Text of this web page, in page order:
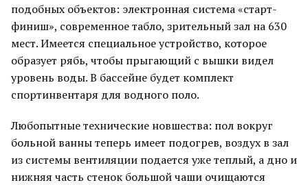
подобных объектов: электронная система «старт-
финиш», современное табло, зрительный зал на 630
мест. Имеется специальное устройство, которое
образует рябь, чтобы прыгающий с вышки видел
уровень воды. В бассейне будет комплект
спортинвентаря для водного поло.
Любопытные технические новшества: пол вокруг
больной ванны теперь имеет подогрев, воздух в зал
из системы вентиляции подается уже теплый, а дно и
нижняя часть стенок большой чаши очищаются